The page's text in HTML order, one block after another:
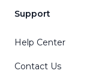
Support
Help Center
Contact Us